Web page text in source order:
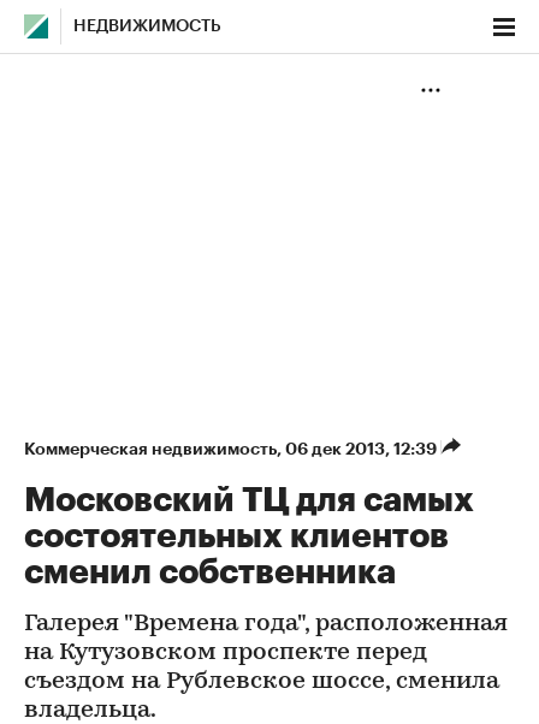
НЕДВИЖИМОСТЬ
Коммерческая недвижимость⁠, 06 дек 2013, 12:39
Московский ТЦ для самых
состоятельных клиентов
сменил собственника
Галерея "Времена года", расположенная
на Кутузовском проспекте перед
съездом на Рублевское шоссе, сменила
владельца.